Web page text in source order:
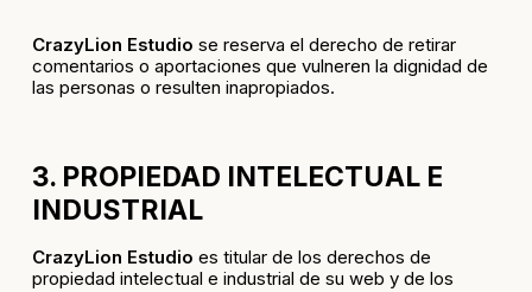
CrazyLion Estudio se reserva el derecho de retirar
comentarios o aportaciones que vulneren la dignidad de
las personas o resulten inapropiados.
3. PROPIEDAD INTELECTUAL E
INDUSTRIAL
CrazyLion Estudio es titular de los derechos de
propiedad intelectual e industrial de su web y de los